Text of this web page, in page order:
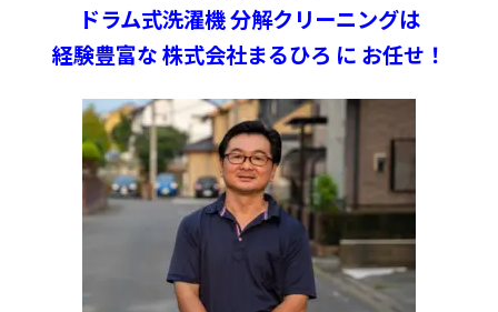
ドラム式洗濯機 分解クリーニングは
経験豊富な 株式会社まるひろ に お任せ！